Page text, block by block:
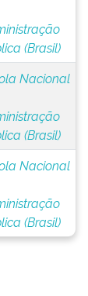
(Brasil)
Nacional
(Brasil)
Nacional
(Brasil)